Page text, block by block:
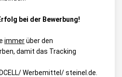
bei der Bewerbung!
immerüber den
damit das Tracking
Werbemittel/ steinel.de